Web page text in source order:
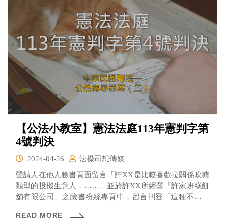
絲剝繭，找回賴婦遺骨，隔了五十年，終於落葉歸根。
【公法小教室】憲法法庭113年憲判字第
4號判決
2024-04-26
法操司想傳媒
聲請人在他人臉書頁面留言「許XX是比較喜歡拉關係吹噓
類型的投機生意人，……」並於許XX所經營「許家班糕餅
舖有限公司」之臉書粉絲專頁中，留言刊登「這種不明辨
便批評別人的茶還是不要喝比較好」等言論，遭法院認定
READ MORE